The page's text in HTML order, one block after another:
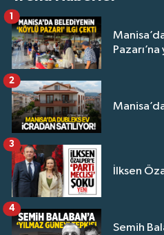
1
2
İlksen
3
Semih
4